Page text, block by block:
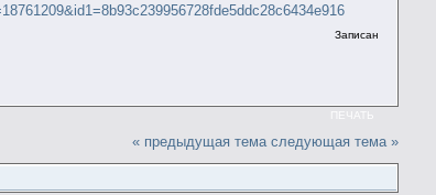
Записан
ПЕЧАТЬ
« предыдущая тема следующая тема »